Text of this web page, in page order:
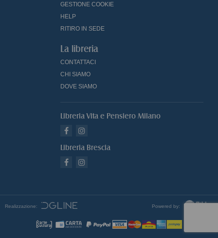
GESTIONE COOKIE
HELP
RITIRO IN SEDE
La libreria
CONTATTACI
CHI SIAMO
DOVE SIAMO
Libreria Vita e Pensiero Milano
Libreria Brescia
Realizzazione: Powered by: